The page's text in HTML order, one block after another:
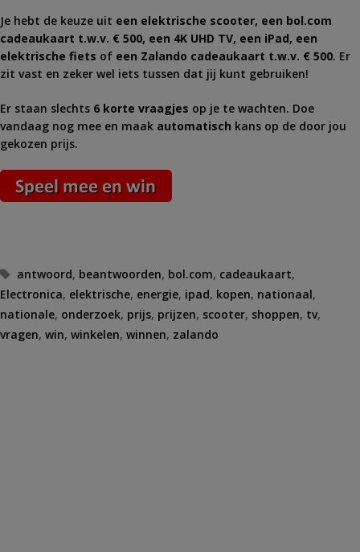
Je hebt de keuze uit een elektrische scooter, een bol.com
cadeaukaart t.w.v. € 500, een 4K UHD TV, een iPad, een
elektrische fiets of een Zalando cadeaukaart t.w.v. € 500. Er
zit vast en zeker wel iets tussen dat jij kunt gebruiken!
Er staan slechts 6 korte vraagjes op je te wachten. Doe
vandaag nog mee en maak automatisch kans op de door jou
gekozen prijs.
Tags
antwoord, beantwoorden, bol.com, cadeaukaart,
Electronica, elektrische, energie, ipad, kopen, nationaal,
nationale, onderzoek, prijs, prijzen, scooter, shoppen, tv,
vragen, win, winkelen, winnen, zalando